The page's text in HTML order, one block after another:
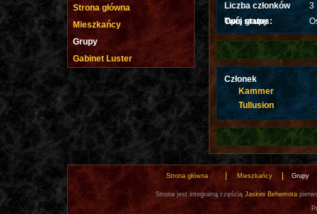
Liczba członków
3
Twój status:
Opis grupy
Członek
Kammer
Tullusion
Strona główna
Mieszkańcy
Grupy
Gabinet Luster
Strona główna Mieszkańcy Grupy
Strona jest integralną częścią Jaskini Behemota